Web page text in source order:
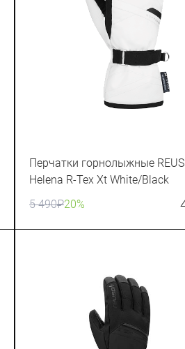
Перчатки горнолыжные
Helena R-Tex Xt White/Black
5 490₽20%